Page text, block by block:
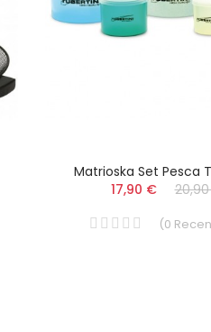
Matrioska Set Pesca
17,90 €
(0